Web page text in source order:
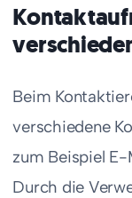
Beim
verschiedene
zum Beispiel
Durch die